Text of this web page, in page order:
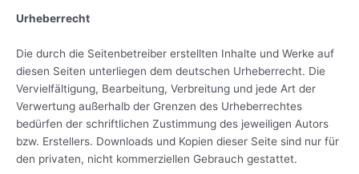
Urheberrecht
Die durch die Seitenbetreiber erstellten Inhalte und Werke auf
diesen Seiten unterliegen dem deutschen Urheberrecht. Die
Vervielfältigung, Bearbeitung, Verbreitung und jede Art der
Verwertung außerhalb der Grenzen des Urheberrechtes
bedürfen der schriftlichen Zustimmung des jeweiligen Autors
bzw. Erstellers. Downloads und Kopien dieser Seite sind nur für
den privaten, nicht kommerziellen Gebrauch gestattet.